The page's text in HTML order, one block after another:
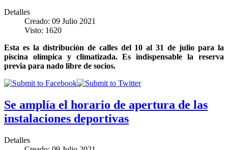
Detalles
Creado: 09 Julio 2021
Visto: 1620
Esta es la distribución de calles del 10 al 31 de julio para la
piscina olímpica y climatizada. Es indispensable la reserva
previa para nado libre de socios.
Se amplía el horario de apertura de las
instalaciones deportivas
Detalles